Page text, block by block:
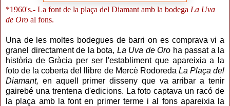
*1960's.- La font de la plaça del Diamant amb la bodega La Uva
de Oro al fons.
Una de les moltes bodegues de barri on es comprava vi a
granel directament de la bota, La Uva de Oro ha passat a la
història de Gràcia per ser l'establiment que apareixia a la
foto de la coberta del llibre de Mercè Rodoreda La Plaça del
Diamant, en aquell primer disseny que va arribar a tenir
gairebé una trentena d'edicions. La foto captava un racó de
la plaça amb la font en primer terme i al fons apareixia la